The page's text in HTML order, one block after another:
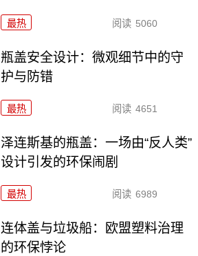
最热 阅读 5060
瓶盖安全设计：微观细节中的守
护与防错
最热 阅读 4651
泽连斯基的瓶盖：一场由“反人类”
设计引发的环保闹剧
最热 阅读 6989
连体盖与垃圾船：欧盟塑料治理
的环保悖论